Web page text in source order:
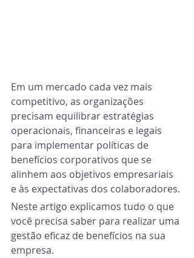
Em um mercado cada vez mais
competitivo, as organizações
precisam equilibrar estratégias
operacionais, financeiras e legais
para implementar políticas de
benefícios corporativos que se
alinhem aos objetivos empresariais
e às expectativas dos colaboradores.
Neste artigo explicamos tudo o que
você precisa saber para realizar uma
gestão eficaz de benefícios na sua
empresa.